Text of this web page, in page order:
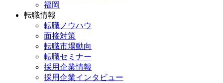
福岡
転職情報
転職ノウハウ
面接対策
転職市場動向
転職セミナー
採用企業情報
採用企業インタビュー